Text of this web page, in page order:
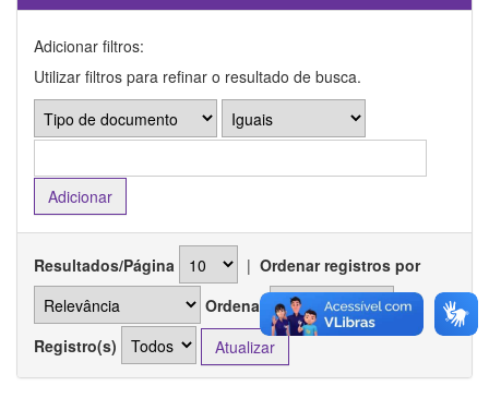
Adicionar filtros:
Utilizar filtros para refinar o resultado de busca.
Resultados/Página | Ordenar registros por
Ordenar
Registro(s)